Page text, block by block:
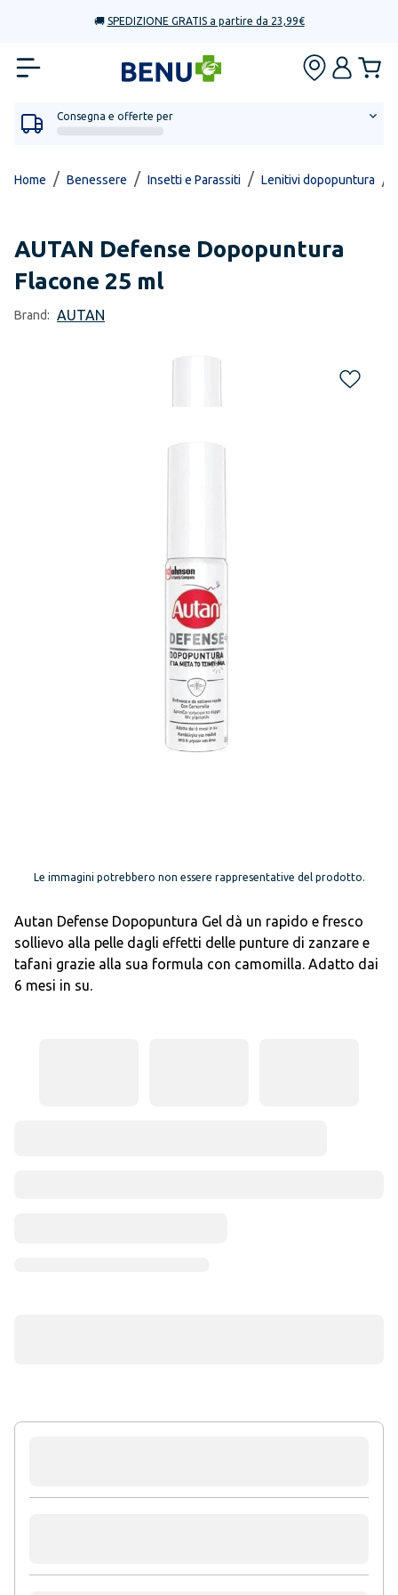
🚚 SPEDIZIONE GRATIS a partire da 23,99€
Consegna e offerte per
Home / Benessere / Insetti e Parassiti / Lenitivi dopopuntura /
AUTAN Defense Dopopuntura
Flacone 25 ml
Brand: AUTAN
Le immagini potrebbero non essere rappresentative del prodotto.
Autan Defense Dopopuntura Gel dà un rapido e fresco
sollievo alla pelle dagli effetti delle punture di zanzare e
tafani grazie alla sua formula con camomilla. Adatto dai
6 mesi in su.